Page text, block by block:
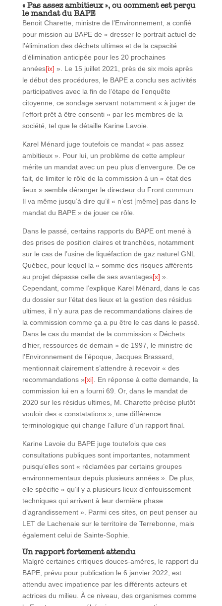
« Pas assez ambitieux », ou comment est perçu
le mandat du BAPE
Benoit Charette, ministre de l’Environnement, a confié
pour mission au BAPE de « dresser le portrait actuel de
l’élimination des déchets ultimes et de la capacité
d’élimination anticipée pour les 20 prochaines
années[ix] ». Le 15 juillet 2021, près de six mois après
le début des procédures, le BAPE a conclu ses activités
participatives avec la fin de l’étape de l’enquête
citoyenne, ce sondage servant notamment « à juger de
l’effort prêt à être consenti » par les membres de la
société, tel que le détaille Karine Lavoie.
Karel Ménard juge toutefois ce mandat « pas assez
ambitieux ». Pour lui, un problème de cette ampleur
mérite un mandat avec un peu plus d’envergure. De ce
fait, de limiter le rôle de la commission à un « état des
lieux » semble déranger le directeur du Front commun.
Il va même jusqu’à dire qu’il « n’est [même] pas dans le
mandat du BAPE » de jouer ce rôle.
Dans le passé, certains rapports du BAPE ont mené à
des prises de position claires et tranchées, notamment
sur le cas de l’usine de liquéfaction de gaz naturel GNL
Québec, pour lequel la « somme des risques afférents
au projet dépasse celle de ses avantages[x] ».
Cependant, comme l’explique Karel Ménard, dans le cas
du dossier sur l’état des lieux et la gestion des résidus
ultimes, il n’y aura pas de recommandations claires de
la commission comme ça a pu être le cas dans le passé.
Dans le cas du mandat de la commission « Déchets
d’hier, ressources de demain » de 1997, le ministre de
l’Environnement de l’époque, Jacques Brassard,
mentionnait clairement s’attendre à recevoir « des
recommandations »[xi] . En réponse à cette demande, la
commission lui en a fourni 69. Or, dans le mandat de
2020 sur les résidus ultimes, M. Charette précise plutôt
vouloir des « constatations », une différence
terminologique qui change l’allure d’un rapport final.
Karine Lavoie du BAPE juge toutefois que ces
consultations publiques sont importantes, notamment
puisqu’elles sont « réclamées par certains groupes
environnementaux depuis plusieurs années ». De plus,
elle spécifie « qu’il y a plusieurs lieux d’enfouissement
techniques qui arrivent à leur dernière phase
d’agrandissement ». Parmi ces sites, on peut penser au
LET de Lachenaie sur le territoire de Terrebonne, mais
également celui de Sainte-Sophie.
Un rapport fortement attendu
Malgré certaines critiques douces-amères, le rapport du
BAPE, prévu pour publication le 6 janvier 2022, est
attendu avec impatience par les différents acteurs et
actrices du milieu. À ce niveau, des organismes comme